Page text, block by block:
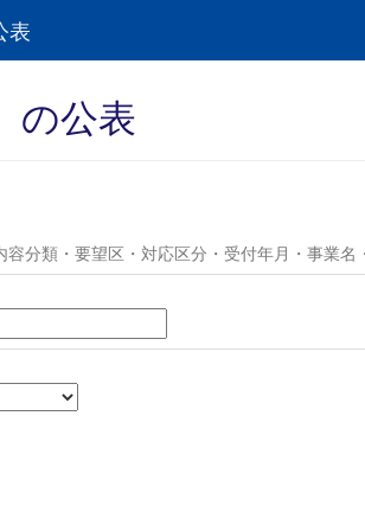
表
の公表
分類・要望区・対応区分・受付年月・事業名